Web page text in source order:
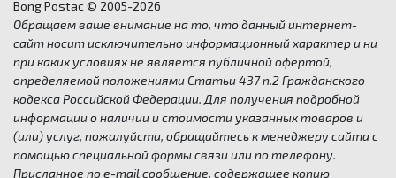
Bong Postac © 2005-2026
Обращаем ваше внимание на то, что данный интернет-
сайт носит исключительно информационный характер и ни
при каких условиях не является публичной офертой,
определяемой положениями Статьи 437 п.2 Гражданского
кодекса Российской Федерации. Для получения подробной
информации о наличии и стоимости указанных товаров и
(или) услуг, пожалуйста, обращайтесь к менеджеру сайта с
помощью специальной формы связи или по телефону.
Присланное по e-mail сообщение, содержащее копию